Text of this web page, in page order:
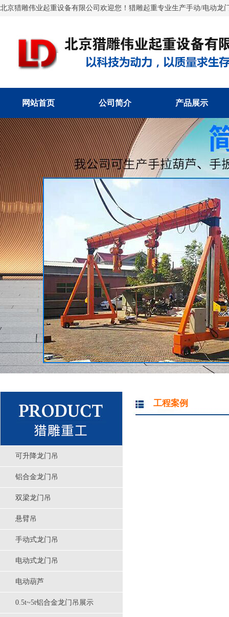
北京猎雕伟业起重设备有限公司欢迎您！猎雕起重专业生产手动/电动
网站首页 公司简介 产品展示
可升降龙门吊
铝合金龙门吊
双梁龙门吊
悬臂吊
手动式龙门吊
电动式龙门吊
电动葫芦
0.5t~5t铝合金龙门吊展示
工程案例